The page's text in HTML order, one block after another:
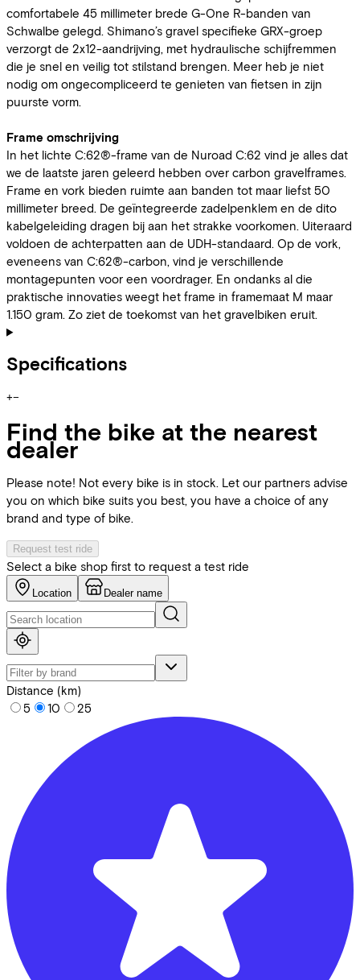
comfortabele 45 millimeter brede G-One R-banden van
Schwalbe gelegd. Shimano’s gravel specifieke GRX-groep
verzorgt de 2x12-aandrijving, met hydraulische schijfremmen
die je snel en veilig tot stilstand brengen. Meer heb je niet
nodig om ongecompliceerd te genieten van fietsen in zijn
puurste vorm.
Frame omschrijving
In het lichte C:62®-frame van de Nuroad C:62 vind je alles dat
we de laatste jaren geleerd hebben over carbon gravelframes.
Frame en vork bieden ruimte aan banden tot maar liefst 50
millimeter breed. De geïntegreerde zadelpenklem en de dito
kabelgeleiding dragen bij aan het strakke voorkomen. Uiteraard
voldoen de achterpatten aan de UDH-standaard. Op de vork,
eveneens van C:62®-carbon, vind je verschillende
montagepunten voor een voordrager. En ondanks al die
praktische innovaties weegt het frame in framemaat M maar
1.150 gram. Zo ziet de toekomst van het gravelbiken eruit.
Specifications
+−
Find the bike at the nearest
dealer
Please note! Not every bike is in stock. Let our partners advise
you on which bike suits you best, you have a choice of any
brand and type of bike.
Request test ride
Select a bike shop first to request a test ride
Location Dealer name
Distance (km)
5
10 25